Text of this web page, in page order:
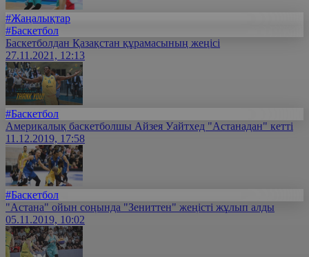
#Жаңалықтар
#Баскетбол
Баскетболдан Қазақстан құрамасының жеңісі
27.11.2021, 12:13
#Баскетбол
Америкалық баскетболшы Айзея Уайтхед "Астанадан" кетті
11.12.2019, 17:58
#Баскетбол
"Астана" ойын соңында "Зениттен" жеңісті жұлып алды
05.11.2019, 10:02